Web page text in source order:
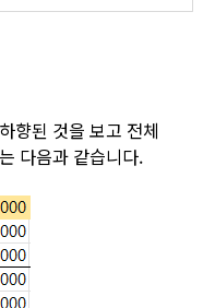
향된 것을 보고 전체
다음과 같습니다.